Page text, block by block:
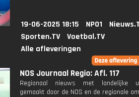
19-06-2025 18:15 NPO1
Sporten.TV
Voetbal.TV
Alle afleveringen
NOS Journaal Regio: Afl. 117
Regionaal nieuws met landelijke
gemaakt door de NOS en de regionale